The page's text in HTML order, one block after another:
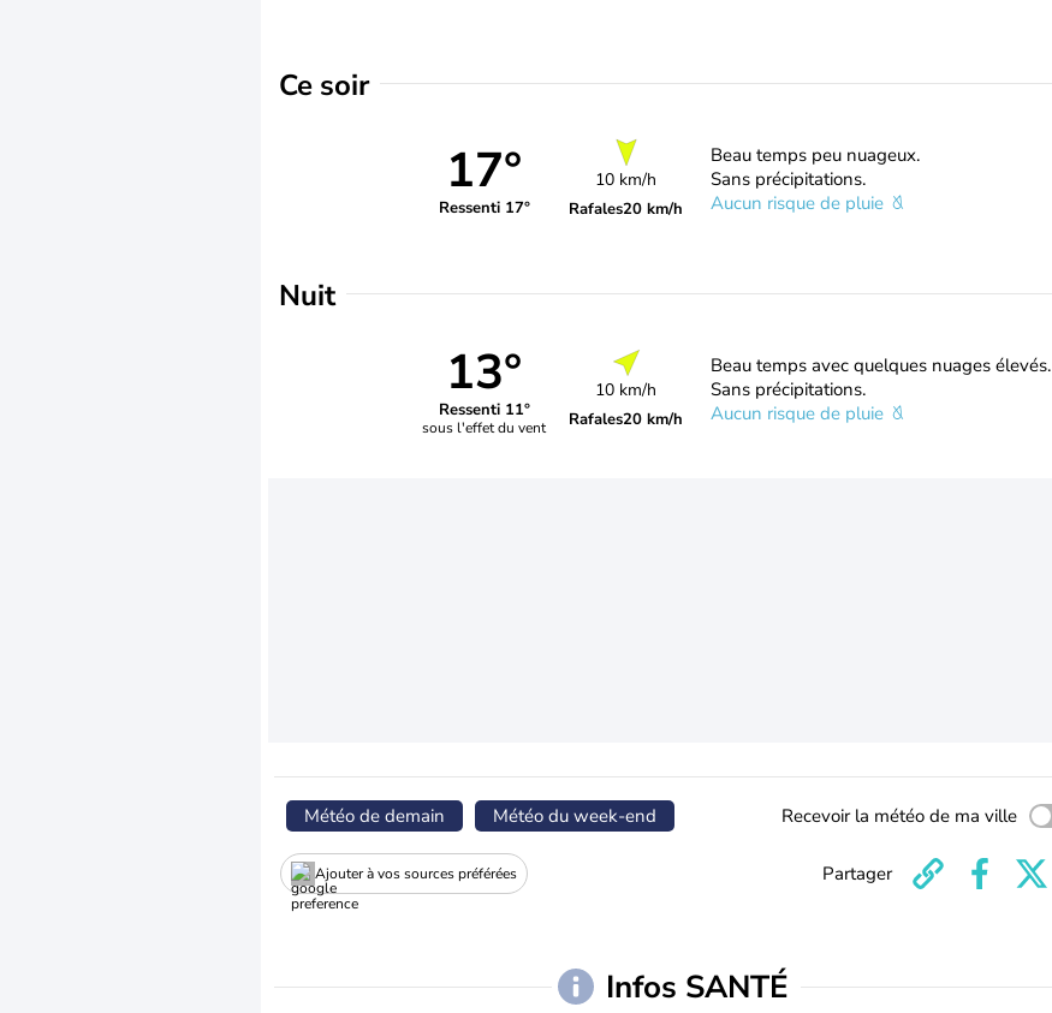
Ce soir
17°
Ressenti 17°
10 km/h
Rafales20 km/h
Beau temps peu nuageux.
Sans précipitations.
Aucun risque de pluie
Nuit
13°
Ressenti 11°
sous l'effet du vent
10 km/h
Rafales20 km/h
Beau temps avec quelques nuages élevés.
Sans précipitations.
Aucun risque de pluie
Météo de demain Météo du week-end Recevoir la météo de ma ville
Ajouter à vos sources préférées Partager
Infos SANTÉ